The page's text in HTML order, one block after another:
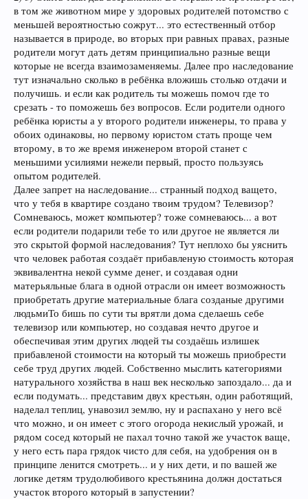
повыщая уровень их зависимости и в случаях кризиса или каких
либо других потрясений они падут жертвой своей
несостоятельности.
И запрет на наследование не лишает родительских прав.
Сам запрет на наследование касается исключительно права
владения землей и того, что создавалось посредством чужого
труда.
Ведь как не крути а все создается и существует на земле, при
этом не стоит идеализировать сам запрет на наследование
4) в рамках равноправия адаптация индивидуумов с учетом
возможностей это естественное явление, тут как говорится кто
на что горазд.
И на будущее.
Если будите задавать меньше вопросов, то ответы будут полнее.
Спешить некуда, поэтому старайтесь задавать по одному
вопросу.
в том же животном мире у здоровых родителей потомство с
меньшей вероятностью сожрут... это естественный отбор
называется в природе, во вторых при равных правах, разные
родители могут дать детям принципиально разные вещи
которые не всегда взаимозаменяемы. Далее про наследование
тут изначально сколько в ребёнка вложишь столько отдачи и
получишь. и если как родитель ты можешь помоч где то
срезать - то поможешь без вопросов. Если родители одного
ребёнка юристы а у второго родители инженеры, то права у
обоих одинаковы, но первому юристом стать проще чем
второму, в то же время инженером второй станет с
меньшими усилиями нежели первый, просто пользуясь
опытом родителей.
Далее запрет на наследование... странный подход ващето,
что у тебя в квартире создано твоим трудом? Телевизор?
Сомневаюсь, может компьютер? тоже сомневаюсь... а вот
если родители подарили тебе то или другое не является ли
это скрытой формой наследования? Тут неплохо бы уяснить
что человек работая создаёт прибавленую стоимость которая
эквивалентна некой сумме денег, и создавая одни
матерьяльные блага в одной отрасли он имеет возможность
приобретать другие материальные блага созданые другими
людьмиТо бишь по сути ты врятли дома сделаешь себе
телевизор или компьютер, но создавая нечто другое и
обеспечивая этим других людей ты создаёшь излишек
прибавленой стоимости на который ты можешь приобрести
себе труд других людей. Собственно мыслить категориями
натурального хозяйства в наш век несколько запоздало... да и
если подумать... представим двух крестьян, один работящий,
наделал теплиц, унавозил землю, ну и распахано у него всё
что можно, и он имеет с этого огорода некислый урожай, и
рядом сосед который не пахал точно такой же участок ваще,
у него есть пара грядок чисто для себя, на удобрения он в
принципе ленится смотреть... и у них дети, и по вашей же
логике детям трудолюбивого крестьянина должн достаться
участок второго который в запустении?